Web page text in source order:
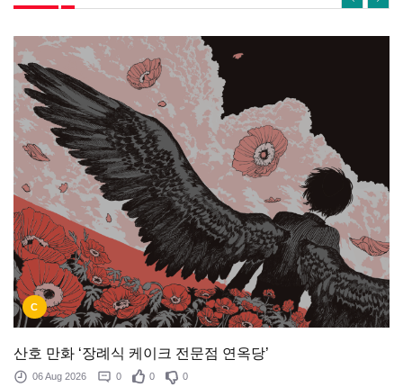
C
산호 만화 ‘장례식 케이크 전문점 연옥당’
06 Aug 2026 0 0 0